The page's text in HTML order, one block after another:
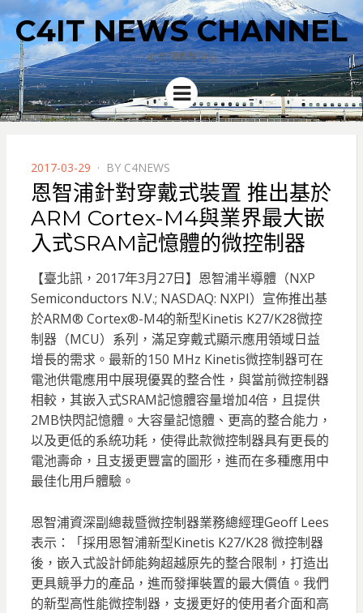
C4IT NEWS CHANNEL
4C新聞集散中心
Menu
POSTED
ON
2017-03-29 BY C4NEWS
恩智浦針對穿戴式裝置 推出基於
ARM Cortex-M4與業界最大嵌
入式SRAM記憶體的微控制器
【臺北訊，2017年3月27日】恩智浦半導體（NXP
Semiconductors N.V.; NASDAQ: NXPI）宣佈推出基
於ARM® Cortex®-M4的新型Kinetis K27/K28微控
制器（MCU）系列，滿足穿戴式顯示應用領域日益
增長的需求。 最新的150 MHz Kinetis微控制器可在
電池供電應用中展現優異的整合性，與當前微控制器
相較，其嵌入式SRAM記憶體容量增加4倍，且提供
2MB快閃記憶體。大容量記憶體、更高的整合能力，
以及更低的系統功耗，使得此款微控制器具有更長的
電池壽命，且支援更豐富的圖形，進而在多種應用中
最佳化用戶體驗。
恩智浦資深副總裁暨微控制器業務總經理Geoff Lees
表示：「採用恩智浦新型Kinetis K27/K28 微控制器
後，嵌入式設計師能夠超越原先的整合限制，打造出
更具競爭力的產品，進而發揮裝置的最大價值。我們
的新型高性能微控制器，支援更好的使用者介面和高